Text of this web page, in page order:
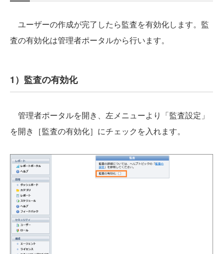
ユーザーの作成が完了したら監査を有効化します。監
査の有効化は管理者ポータルから行います。
1）監査の有効化
管理者ポータルを開き、左メニューより「監査設定」
を開き［監査の有効化］にチェックを入れます。